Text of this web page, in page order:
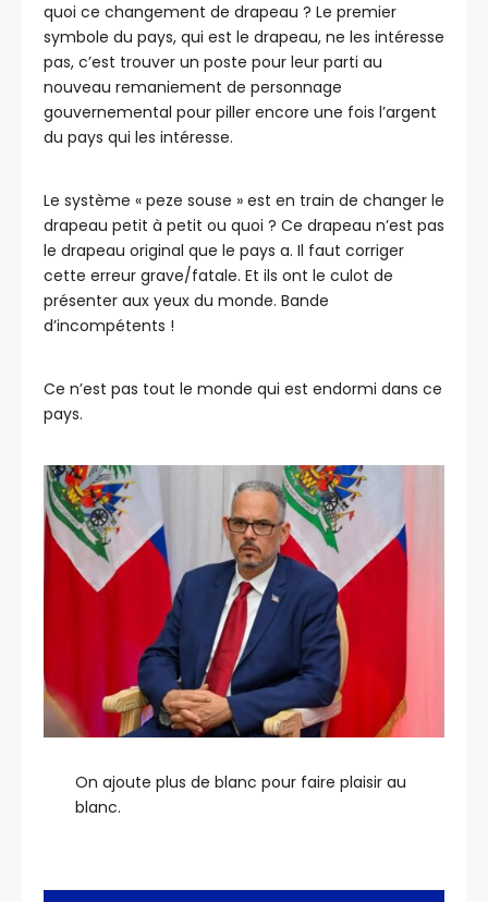
quoi ce changement de drapeau ? Le premier
symbole du pays, qui est le drapeau, ne les intéresse
pas, c’est trouver un poste pour leur parti au
nouveau remaniement de personnage
gouvernemental pour piller encore une fois l’argent
du pays qui les intéresse.
Le système « peze souse » est en train de changer le
drapeau petit à petit ou quoi ? Ce drapeau n’est pas
le drapeau original que le pays a. Il faut corriger
cette erreur grave/fatale. Et ils ont le culot de
présenter aux yeux du monde. Bande
d’incompétents !
Ce n’est pas tout le monde qui est endormi dans ce
pays.
On ajoute plus de blanc pour faire plaisir au
blanc.